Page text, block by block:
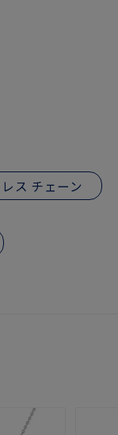
ス チェーン